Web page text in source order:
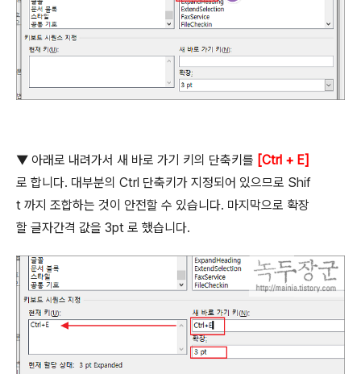
▼ 아래로 내려가서 새 바로 가기 키의 단축키를 [Ctrl + E]
로 합니다. 대부분의 Ctrl 단축키가 지정되어 있으므로 Shif
t 까지 조합하는 것이 안전할 수 있습니다. 마지막으로 확장
할 글자간격 값을 3pt 로 했습니다.